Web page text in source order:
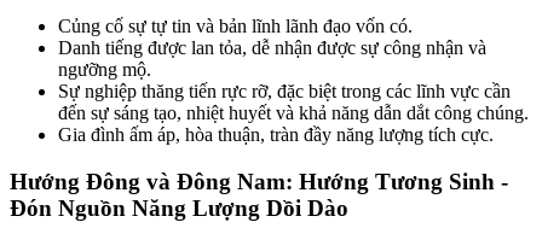
Củng cố sự tự tin và bản lĩnh lãnh đạo vốn có.
Danh tiếng được lan tỏa, dễ nhận được sự công nhận và
ngưỡng mộ.
Sự nghiệp thăng tiến rực rỡ, đặc biệt trong các lĩnh vực cần
đến sự sáng tạo, nhiệt huyết và khả năng dẫn dắt công chúng.
Gia đình ấm áp, hòa thuận, tràn đầy năng lượng tích cực.
Hướng Đông và Đông Nam: Hướng Tương Sinh -
Đón Nguồn Năng Lượng Dồi Dào